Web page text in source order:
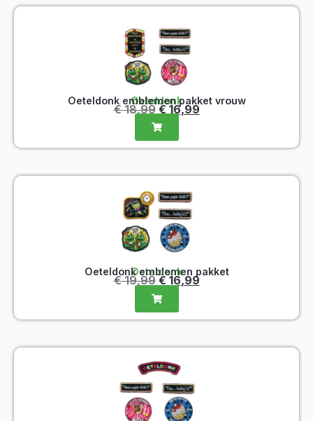
Oeteldonk
Oeteldonk emblemen pakket vrouw
€18,99 €16,99
Oeteldonk
Oeteldonk emblemen pakket
€19,99 € 16,99